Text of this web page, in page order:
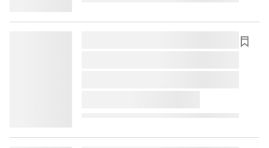
lorem ipsum dolor sit amet ...